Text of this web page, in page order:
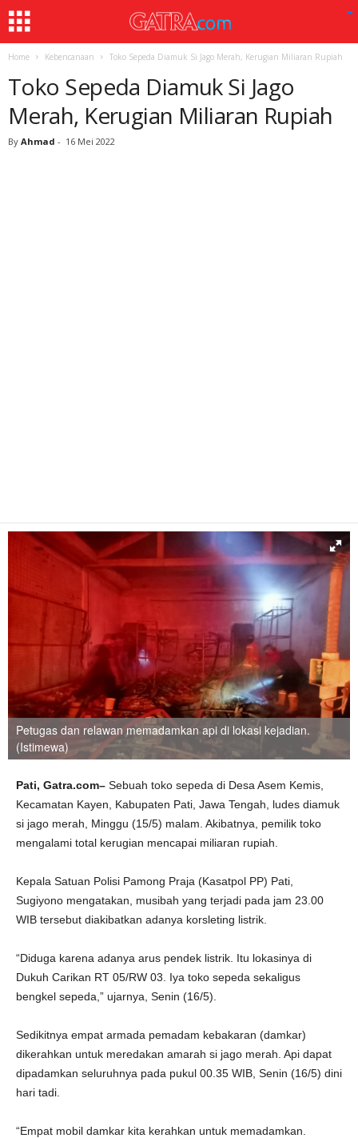
Home Kebencanaan Toko Sepeda Diamuk Si Jago Merah, Kerugian Miliaran Rupiah
Toko Sepeda Diamuk Si Jago
Merah, Kerugian Miliaran Rupiah
By Ahmad - 16 Mei 2022
Petugas dan relawan memadamkan api di lokasi kejadian.
(Istimewa)
Pati, Gatra.com– Sebuah toko sepeda di Desa Asem Kemis,
Kecamatan Kayen, Kabupaten Pati, Jawa Tengah, ludes diamuk
si jago merah, Minggu (15/5) malam. Akibatnya, pemilik toko
mengalami total kerugian mencapai miliaran rupiah.
Kepala Satuan Polisi Pamong Praja (Kasatpol PP) Pati,
Sugiyono mengatakan, musibah yang terjadi pada jam 23.00
WIB tersebut diakibatkan adanya korsleting listrik.
“Diduga karena adanya arus pendek listrik. Itu lokasinya di
Dukuh Carikan RT 05/RW 03. Iya toko sepeda sekaligus
bengkel sepeda,” ujarnya, Senin (16/5).
Sedikitnya empat armada pemadam kebakaran (damkar)
dikerahkan untuk meredakan amarah si jago merah. Api dapat
dipadamkan seluruhnya pada pukul 00.35 WIB, Senin (16/5) dini
hari tadi.
“Empat mobil damkar kita kerahkan untuk memadamkan.